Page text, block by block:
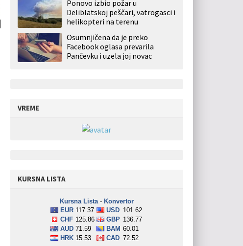
Ponovo izbio požar u
Deliblatskoj peščari, vatrogasci i
helikopteri na terenu
Osumnjičena da je preko
Facebook oglasa prevarila
Pančevku i uzela joj novac
VREME
KURSNA LISTA